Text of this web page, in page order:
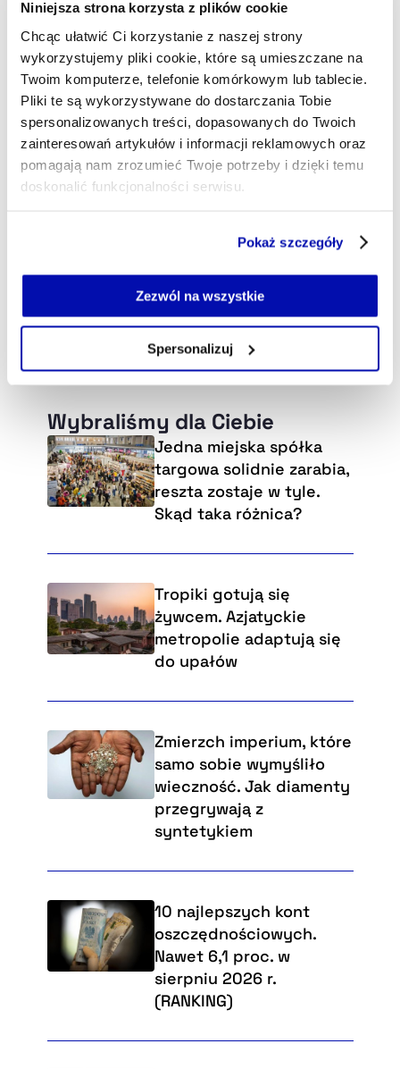
Niniejsza strona korzysta z plików cookie
Chcąc ułatwić Ci korzystanie z naszej strony
wykorzystujemy pliki cookie, które są umieszczane na
Twoim komputerze, telefonie komórkowym lub tablecie.
Pliki te są wykorzystywane do dostarczania Tobie
spersonalizowanych treści, dopasowanych do Twoich
zainteresowań artykułów i informacji reklamowych oraz
pomagają nam zrozumieć Twoje potrzeby i dzięki temu
doskonalić funkcjonalności serwisu.
Jeżeli nie wyrażasz zgody na zapisywanie plików cookie,
możesz łatwo zarządzać swoimi uprawnieniami, np. we
własnej przeglądarce internetowej lub po wybraniu opcji
Pokaż szczegóły
Zezwól na wszystkie
Spersonalizuj
Wybraliśmy dla Ciebie
Jedna miejska spółka
targowa solidnie zarabia,
reszta zostaje w tyle.
Skąd taka różnica?
Tropiki gotują się
żywcem. Azjatyckie
metropolie adaptują się
do upałów
Zmierzch imperium, które
samo sobie wymyśliło
wieczność. Jak diamenty
przegrywają z
syntetykiem
10 najlepszych kont
oszczędnościowych.
Nawet 6,1 proc. w
sierpniu 2026 r.
(RANKING)
pisaniu o których zjadłem zęby.
andrzej.mezynski@xyz.pl